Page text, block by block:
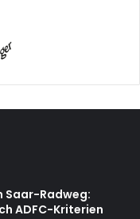
Saar-Radweg:
ADFC-Kriterien